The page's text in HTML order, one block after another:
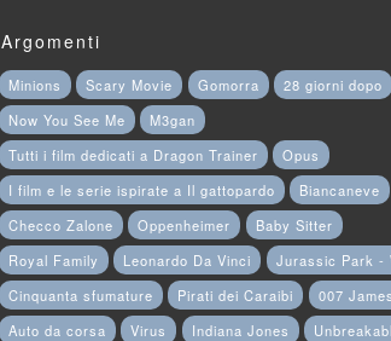
Argomenti
Minions Scary Movie Gomorra
28 giorni dopo
Now You See Me
M3gan
Tutti i film dedicati a Dragon Trainer
Opus
I film e le serie ispirate a Il gattopardo
Biancaneve
Checco Zalone
Oppenheimer
Baby Sitter
Royal Family
Leonardo Da Vinci
Jurassic Park -
Cinquanta sfumature
Pirati dei Caraibi
007
Auto da corsa
Virus Indiana Jones